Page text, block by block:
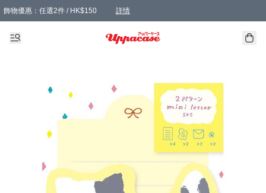
飾物優惠：任選2件 / HK$150 詳情
髮飾優惠：任選2件 / HK$100 詳情
精選襪子優惠：任選3對 / HK$115 詳情
滿額免運：本地訂單滿港幣350元可享免運費優惠